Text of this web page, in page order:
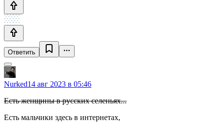
Ответить
Nurked14 авг 2023 в 05:46
Есть женщины в русских селеньях...
Есть мальчики здесь в интернетах,